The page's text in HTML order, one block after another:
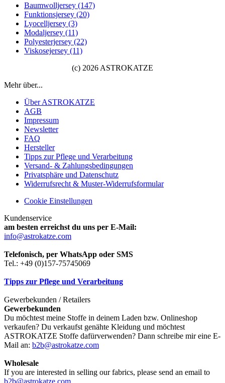
Baumwolljersey (147)
Funktionsjersey (20)
Lyocelljersey (3)
Modaljersey (11)
Polyesterjersey (22)
Viskosejersey (11)
(c) 2026 ASTROKATZE
Mehr über...
Über ASTROKATZE
AGB
Impressum
Newsletter
FAQ
Hersteller
Tipps zur Pflege und Verarbeitung
Versand- & Zahlungsbedingungen
Privatsphäre und Datenschutz
Widerrufsrecht & Muster-Widerrufsformular
Cookie Einstellungen
Kundenservice
am besten erreichst du uns per E-Mail:
info@astrokatze.com
Telefonisch, per WhatsApp oder SMS
Tel.: +49 (0)157-75745069
Tipps zur Pflege und Verarbeitung
Gewerbekunden / Retailers
Gewerbekunden
Du möchtest meine Stoffe in deinem Laden bzw. Onlineshop
verkaufen? Du verkaufst genähte Kleidung und möchtest
ASTROKATZE Stoffe dafürverwenden? Dann schreibe mir eine E-
Mail an: b2b@astrokatze.com
Wholesale
If you are interested in selling our fabrics, please send an email to
b2b@astrokatze.com